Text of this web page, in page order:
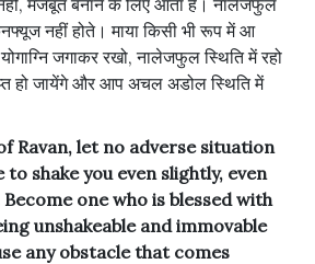
नहीं, मजबूत बनाने के लिए आता है। नालेजफुल
नहीं होते। माया किसी भी रूप में आ
जगाकर रखो, नालेजफुल स्थिति में रहो
हो जायेंगे और आप अचल अडोल स्थिति में
Ravan, let no adverse situation
shake you even slightly, even
one who is blessed with
unshakeable and immovable
any obstacle that comes